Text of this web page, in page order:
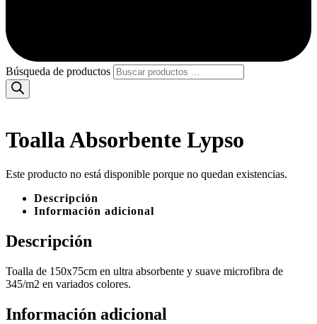
Búsqueda de productos
Toalla Absorbente Lypso
Este producto no está disponible porque no quedan existencias.
Descripción
Información adicional
Descripción
Toalla de 150x75cm en ultra absorbente y suave microfibra de
345/m2 en variados colores.
Información adicional